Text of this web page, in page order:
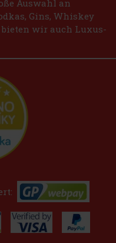
Auswahl an
Gins, Whiskey
wir auch Luxus-